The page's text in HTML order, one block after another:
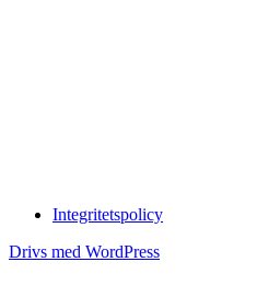
Integritetspolicy
Drivs med WordPress